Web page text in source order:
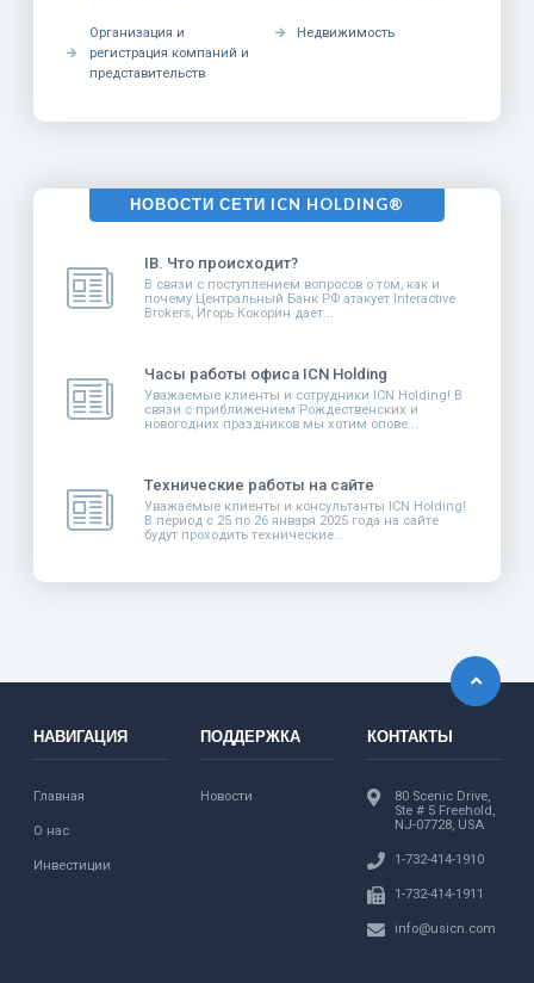
Организация и
регистрация компаний и
представительств
Недвижимость
НОВОСТИ СЕТИ ICN HOLDING®
IB. Что происходит?
В связи с поступлением вопросов о том, как и
почему Центральный Банк РФ атакует Interactive
Brokers, Игорь Кокорин дает...
Часы работы офиса ICN Holding
Уважаемые клиенты и сотрудники ICN Holding! В
связи с приближением Рождественских и
новогодних праздников мы хотим опове...
Технические работы на сайте
Уважаемые клиенты и консультанты ICN Holding!
В период с 25 по 26 января 2025 года на сайте
будут проходить технические...
НАВИГАЦИЯ
Главная
О нас
Инвестиции
ПОДДЕРЖКА
Новости
КОНТАКТЫ
80 Scenic Drive,
Ste # 5 Freehold,
NJ-07728, USA
1-732-414-1910
1-732-414-1911
info@usicn.com